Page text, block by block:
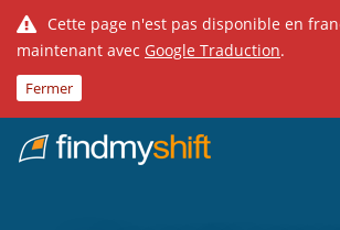
Cette page n'est pas disponible en
maintenant avec Google Traduction.
Fermer
Fixe